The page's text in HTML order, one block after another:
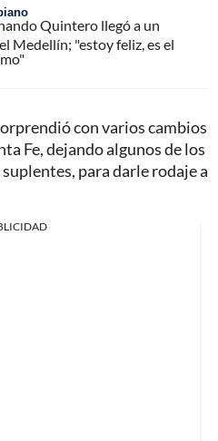
Quintero llegó a un
Medellín; "estoy feliz, es el
con varios cambios
Fe, dejando algunos de los
para darle rodaje a